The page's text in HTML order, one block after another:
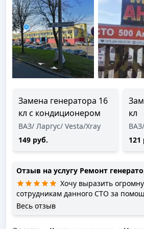
Замена генератора 16
кл с кондиционером
ВАЗ/ Ларгус/ Vesta/Xray
149 руб.
кл
121
Отзыв на услугу Ремонт
Хочу выразить
сотрудникам данного СТО за
Приехав в Минск за 300 км , у них
Весь отзыв